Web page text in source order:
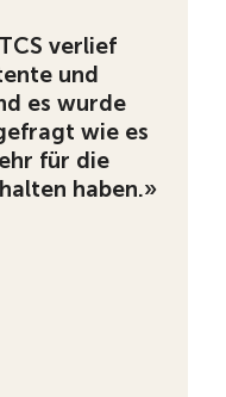
verlief
und
es wurde
wie es
für die
haben.»